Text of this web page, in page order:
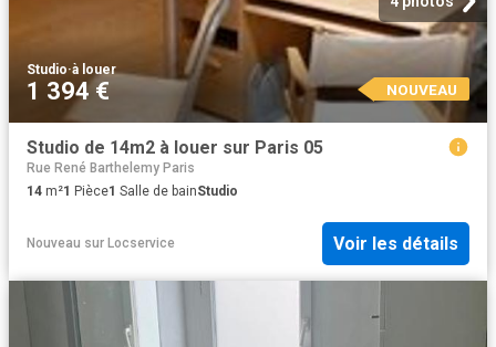
Studio·à louer
1 394 € NOUVEAU
Studio de 14m2 à louer sur Paris 05
Rue René Barthelemy Paris
14 m²1 Pièce1 Salle de bainStudio
Nouveau sur Locservice Voir les détails